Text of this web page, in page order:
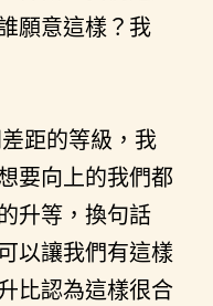
願意這樣？我
距的等級，我
要向上的我們都
升等，換句話
以讓我們有這樣
比認為這樣很合